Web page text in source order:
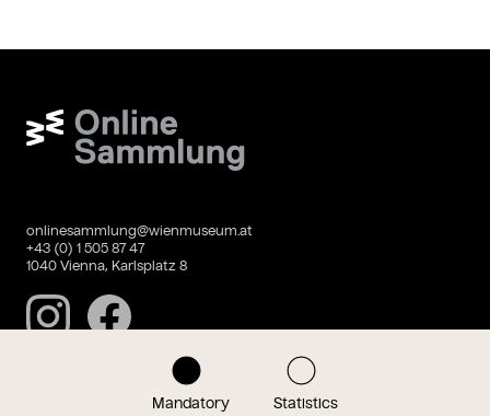
Mandatory Statistics
Wien Museum Online Sammlung
onlinesammlung@wienmuseum.at
+43 (0) 1 505 87 47
1040 Vienna, Karlsplatz 8
InstagramFacebook
Imprint